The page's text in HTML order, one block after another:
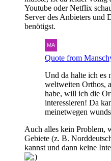
Youtube oder Netflix
Server des Anbieters und
benötigst.
Quote from
Und da halte ich es
weltweiten Orthos,
habe, will ich die
interessieren! Da
meinetwegen
Auch alles kein Problem,
Gebiete (z. B.
kannst und dann keine